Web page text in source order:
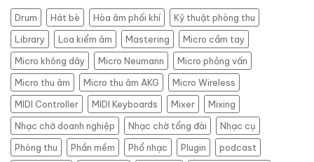
Bình
Thạnh
–
Giải
pháp
thu
âm
chuyên
nghiệp,
tiết
kiệm
Drum Hát bè Hòa âm phối khí
Kỹ thuật phòng thu
Library
Loa kiểm âm Mastering
Micro cầm tay
Micro không dây
Micro Neumann
Micro phỏng vấn
Micro thu âm
Micro thu âm AKG
Micro Wireless
MIDI Controller
MIDI Keyboards Mixer
Mixing
Nhạc chờ doanh nghiệp
Nhạc chờ tổng đài
Nhạc cụ
Phòng thu
Phần mềm Phổ nhạc Plugin
podcast